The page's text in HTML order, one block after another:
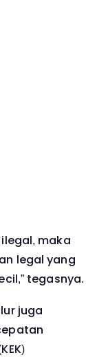
maka
legal yang
tegasnya.
juga